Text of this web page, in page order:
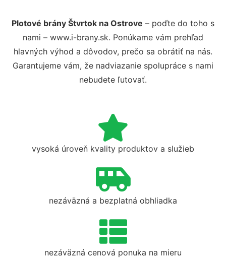
Plotové brány Štvrtok na Ostrove – poďte do toho s
nami – www.i-brany.sk. Ponúkame vám prehľad
hlavných výhod a dôvodov, prečo sa obrátiť na nás.
Garantujeme vám, že nadviazanie spolupráce s nami
nebudete ľutovať.
vysoká úroveň kvality produktov a služieb
nezáväzná a bezplatná obhliadka
nezáväzná cenová ponuka na mieru